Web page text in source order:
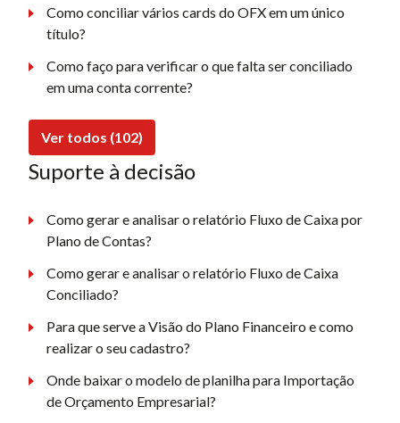
Como conciliar vários cards do OFX em um único
título?
Como faço para verificar o que falta ser conciliado
em uma conta corrente?
Ver todos (102)
Suporte à decisão
Como gerar e analisar o relatório Fluxo de Caixa por
Plano de Contas?
Como gerar e analisar o relatório Fluxo de Caixa
Conciliado?
Para que serve a Visão do Plano Financeiro e como
realizar o seu cadastro?
Onde baixar o modelo de planilha para Importação
de Orçamento Empresarial?